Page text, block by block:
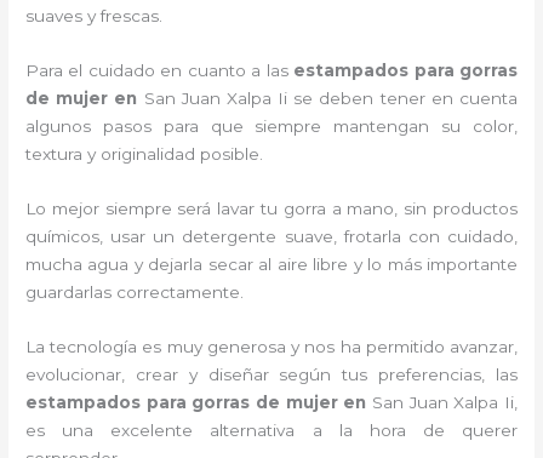
suaves y frescas.
Para el cuidado en cuanto a las estampados para gorras
de mujer en San Juan Xalpa Ii se deben tener en cuenta
algunos pasos para que siempre mantengan su color,
textura y originalidad posible.
Lo mejor siempre será lavar tu gorra a mano, sin productos
químicos, usar un detergente suave, frotarla con cuidado,
mucha agua y dejarla secar al aire libre y lo más importante
guardarlas correctamente.
La tecnología es muy generosa y nos ha permitido avanzar,
evolucionar, crear y diseñar según tus preferencias, las
estampados para gorras de mujeren San Juan Xalpa Ii,
es una excelente alternativa a la hora de querer